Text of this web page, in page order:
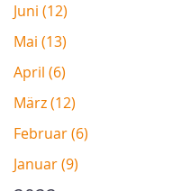
Juni (12)
Mai (13)
April (6)
März (12)
Februar (6)
Januar (9)